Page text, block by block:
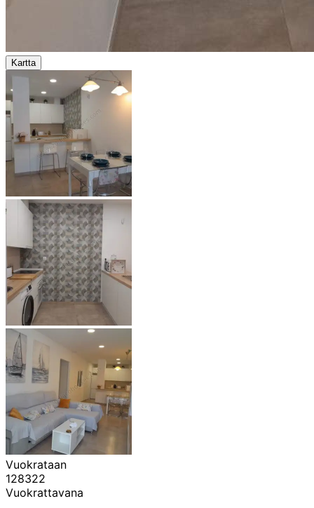
Kartta
Vuokrataan
128322
Vuokrattavana